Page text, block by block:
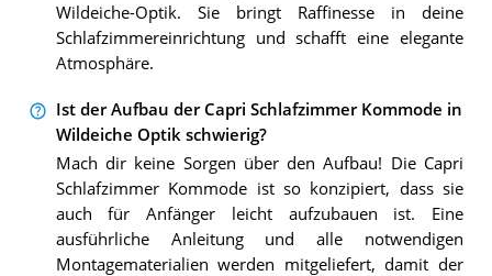
Wildeiche-Optik. Sie bringt Raffinesse in deine
Schlafzimmereinrichtung und schafft eine elegante
Atmosphäre.
Ist der Aufbau der Capri Schlafzimmer Kommode in
Wildeiche Optik schwierig?
Mach dir keine Sorgen über den Aufbau! Die Capri
Schlafzimmer Kommode ist so konzipiert, dass sie
auch für Anfänger leicht aufzubauen ist. Eine
ausführliche Anleitung und alle notwendigen
Montagematerialien werden mitgeliefert, damit der